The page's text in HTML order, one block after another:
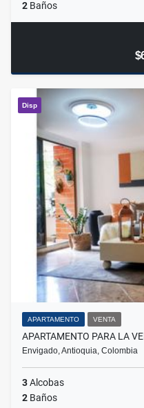
2 Baños
Disp
APARTAMENTO VENTA
APARTAMENTO PARA LA
Envigado, Antioquia, Colombia
3Alcobas
2 Baños